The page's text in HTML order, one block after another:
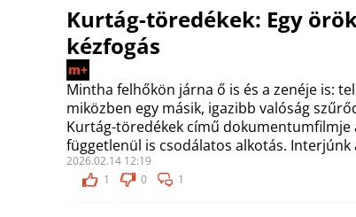
Kurtág-töredékek: Egy
kézfogás
m+
Mintha felhőkön járna ő is és a zenéje is:
miközben egy másik, igazibb valóság
Kurtág-töredékek című dokumentumfilmje
függetlenül is csodálatos alkotás. Interjúnk
2026.02.14 12:19
1
0 1